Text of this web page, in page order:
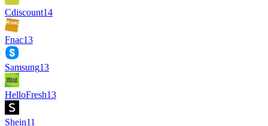
Cdiscount14
Fnac13
Samsung13
HelloFresh13
Shein11